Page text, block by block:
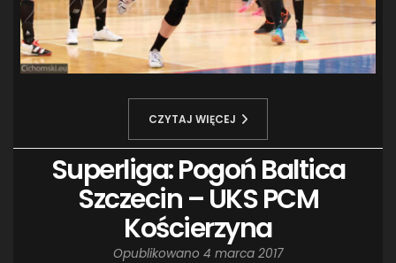
CZYTAJ WIĘCEJ
Superliga: Pogoń Baltica
Szczecin – UKS PCM
Kościerzyna
Opublikowano 4 marca 2017